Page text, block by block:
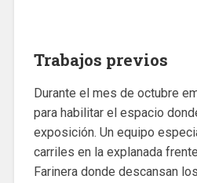
Trabajos previos
Durante el mes de octubre
para habilitar el espacio
exposición. Un equipo
carriles en la explanada
Farinera donde descansan